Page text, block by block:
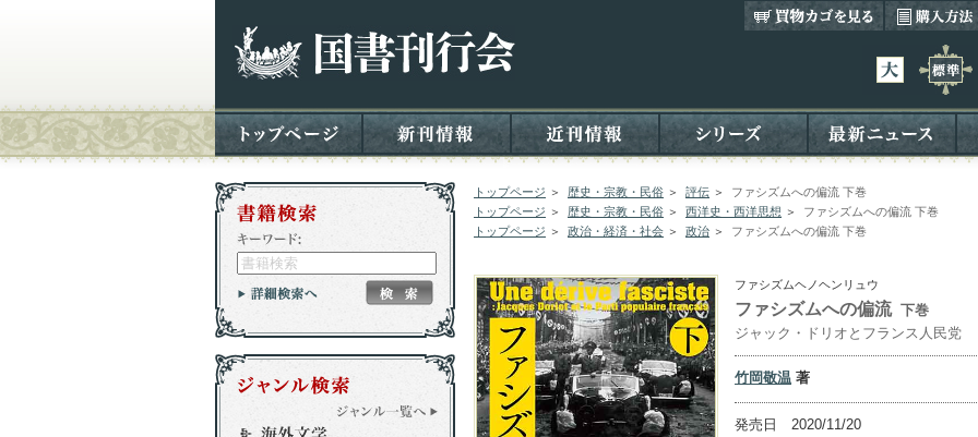
トップページ ＞ 歴史・宗教・民俗 ＞ 評伝 ＞
ファシズムへの偏流 下巻
トップページ ＞ 歴史・宗教・民俗 ＞ 西洋史・西洋思想 ＞
ファシズムへの偏流 下巻
トップページ ＞ 政治・経済・社会 ＞ 政治 ＞ ファシズムへの偏流 下巻
ファシズムヘノヘンリュウ
ファシズムへの偏流 下巻
ジャック・ドリオとフランス人民党
竹岡敬温 著
発売日 2020/11/20